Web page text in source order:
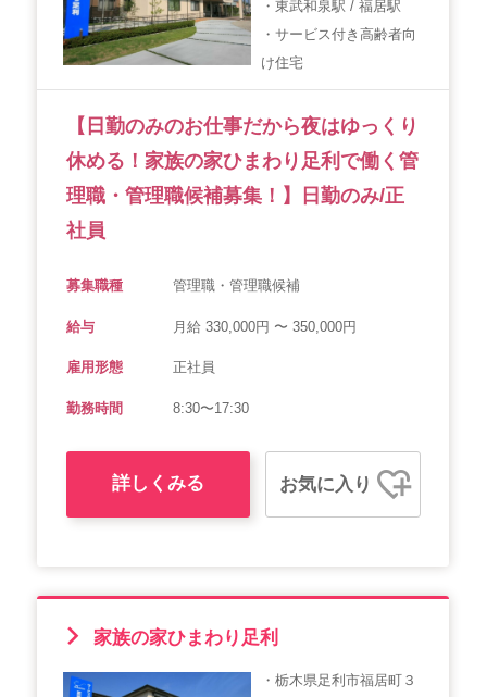
・東武和泉駅 / 福居駅
・サービス付き高齢者向
け住宅
【日勤のみのお仕事だから夜はゆっくり
休める！家族の家ひまわり足利で働く管
理職・管理職候補募集！】日勤のみ/正
社員
募集職種 管理職・管理職候補
給与 月給 330,000円 〜 350,000円
雇用形態 正社員
勤務時間 8:30〜17:30
詳しくみる お気に入り
家族の家ひまわり足利
・栃木県足利市福居町３